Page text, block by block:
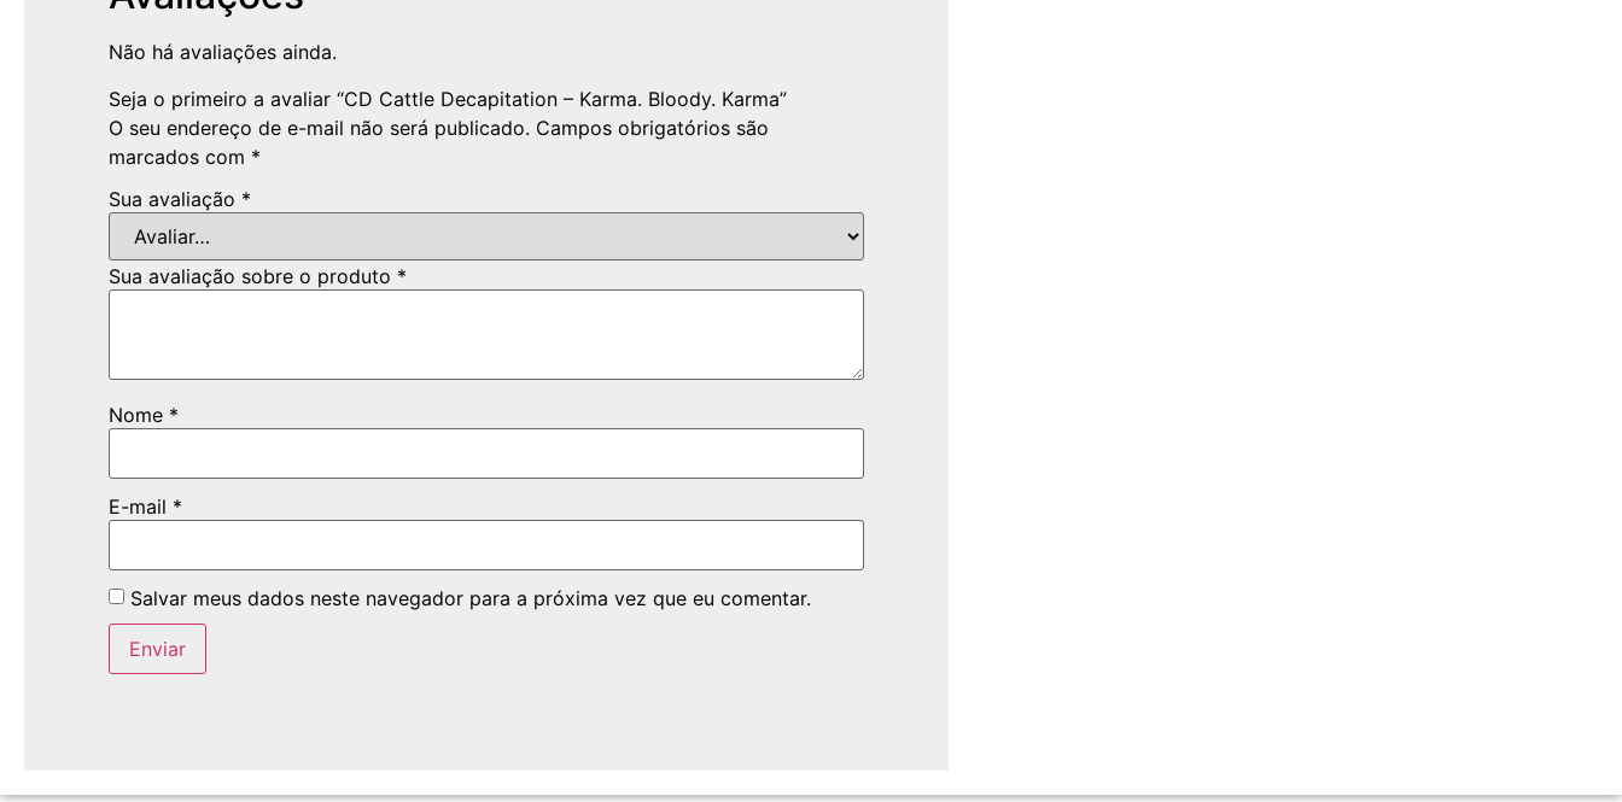
Não há avaliações ainda.
Seja o primeiro a avaliar “CD Cattle Decapitation – Karma. Bloody. Karma”
O seu endereço de e-mail não será publicado. Campos obrigatórios são
marcados com *
Sua avaliação *
Sua avaliação sobre o produto *
Nome *
E-mail *
Salvar meus dados neste navegador para a próxima vez que eu comentar.